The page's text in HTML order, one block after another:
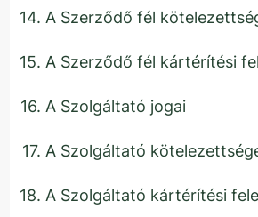
A Szerződő fél
A Szerződő fél kártérítési
A Szolgáltató jogai
A Szolgáltató
A Szolgáltató kártérítési